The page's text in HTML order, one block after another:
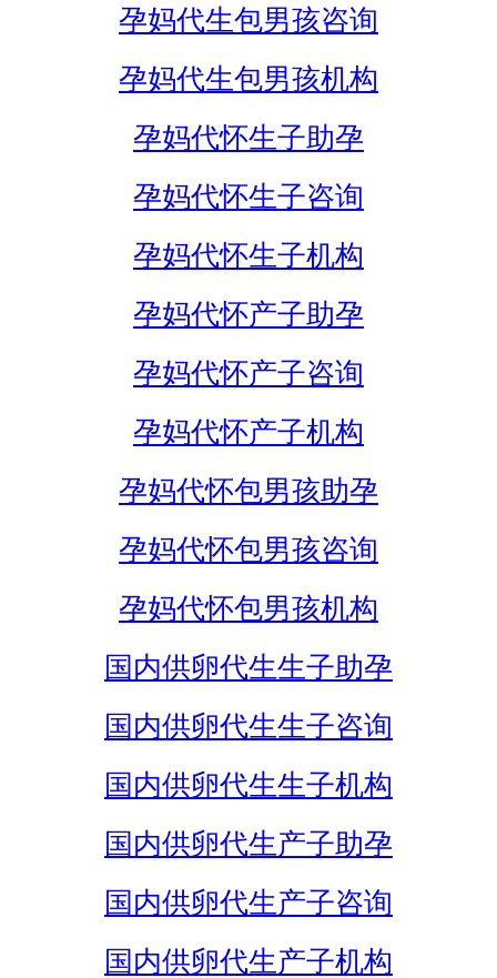
孕妈代生包男孩咨询
孕妈代生包男孩机构
孕妈代怀生子助孕
孕妈代怀生子咨询
孕妈代怀生子机构
孕妈代怀产子助孕
孕妈代怀产子咨询
孕妈代怀产子机构
孕妈代怀包男孩助孕
孕妈代怀包男孩咨询
孕妈代怀包男孩机构
国内供卵代生生子助孕
国内供卵代生生子咨询
国内供卵代生生子机构
国内供卵代生产子助孕
国内供卵代生产子咨询
国内供卵代生产子机构